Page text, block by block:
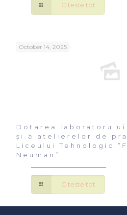
Citeste tot
October 14, 2025
Dotarea
și a atelierelor de
Liceului Tehnologic
Neuman”
Citeste tot